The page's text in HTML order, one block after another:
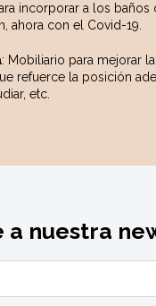
incorporar a los
ahora con el Covid-19.
: Mobiliario para mejorar
refuerce la posición
etc.
a nuestra